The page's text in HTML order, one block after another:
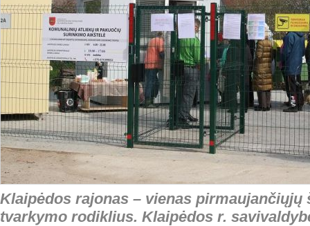
Klaipėdos rajonas – vienas pirmaujančiųjų
tvarkymo rodiklius. Klaipėdos r.